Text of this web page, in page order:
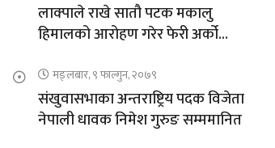
लाक्पाले राखे सातौ पटक मकालु
हिमालको आरोहण गरेर फेरी अर्को
मङ्लबार, ९ फाल्गुन, २०७९
संखुवासभाका अन्तराष्ट्रिय पदक विजेता
नेपाली धावक निमेश गुरुङ सम्ममानित